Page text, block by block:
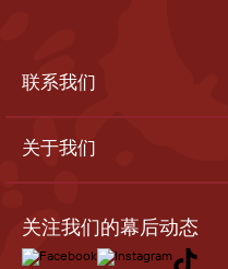
联系我们
关于我们
关注我们的幕后动态